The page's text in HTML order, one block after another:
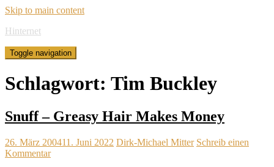
Skip to main content
Hinternet
Toggle navigation
Schlagwort: Tim Buckley
Snuff – Greasy Hair Makes Money
26. März 200411. Juni 2022 Dirk-Michael Mitter Schreib einen
Kommentar